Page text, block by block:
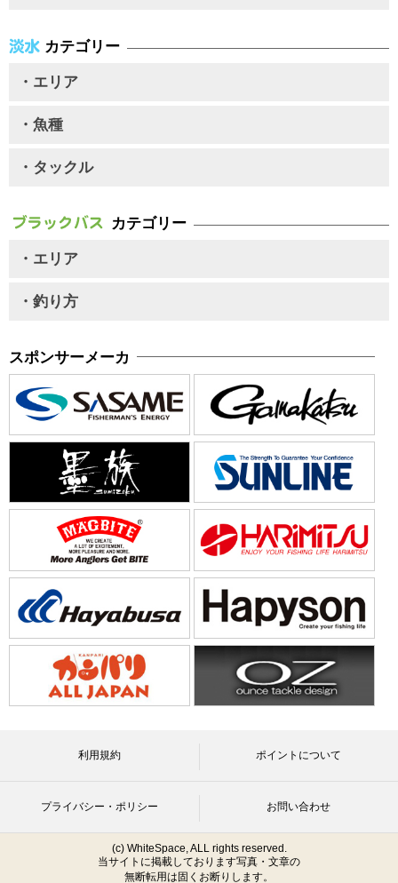
カテゴリー
・エリア
・魚種
・タックル
カテゴリー
・エリア
・釣り方
スポンサーメーカ
利用規約 ポイントについて
プライバシー・ポリシー お問い合わせ
(c) WhiteSpace, ALL rights reserved.
当サイトに掲載しております写真・文章の
無断転用は固くお断りします。